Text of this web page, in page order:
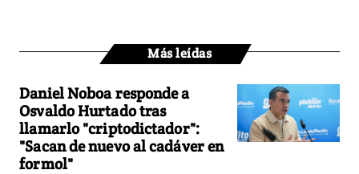
Más leídas
Daniel Noboa responde a
Osvaldo Hurtado tras
llamarlo "criptodictador":
"Sacan de nuevo al cadáver en
formol"